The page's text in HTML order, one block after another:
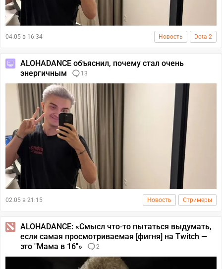
04.05 в 16:34 Новость Dota 2
ALOHADANCE объяснил, почему стал очень
энергичным
13
02.05 в 21:15 Новость Стримеры
ALOHADANCE: «Cмысл что-то пытаться выдумать,
если самая просмотриваемая [фигня] на Twitch —
это "Мама в 16"»
2